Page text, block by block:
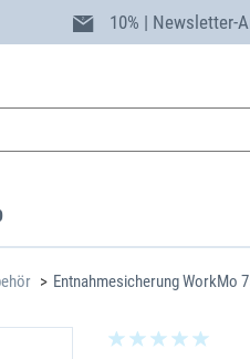
10% | Newsletter-
Entnahmesicherung WorkMo